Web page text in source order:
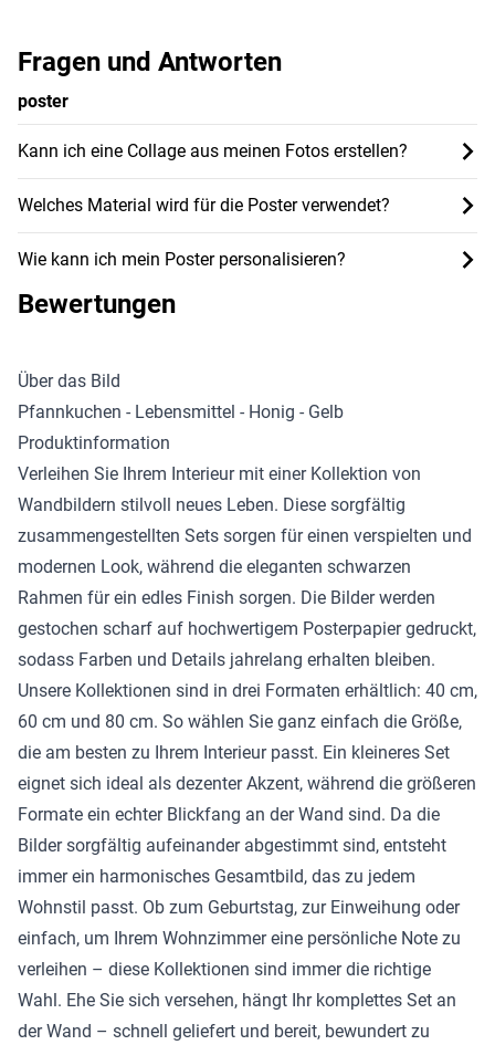
Fragen und Antworten
poster
Kann ich eine Collage aus meinen Fotos erstellen?
Welches Material wird für die Poster verwendet?
Wie kann ich mein Poster personalisieren?
Bewertungen
Über das Bild
Pfannkuchen - Lebensmittel - Honig - Gelb
Produktinformation
Verleihen Sie Ihrem Interieur mit einer Kollektion von
Wandbildern stilvoll neues Leben. Diese sorgfältig
zusammengestellten Sets sorgen für einen verspielten und
modernen Look, während die eleganten schwarzen
Rahmen für ein edles Finish sorgen. Die Bilder werden
gestochen scharf auf hochwertigem Posterpapier gedruckt,
sodass Farben und Details jahrelang erhalten bleiben.
Unsere Kollektionen sind in drei Formaten erhältlich: 40 cm,
60 cm und 80 cm. So wählen Sie ganz einfach die Größe,
die am besten zu Ihrem Interieur passt. Ein kleineres Set
eignet sich ideal als dezenter Akzent, während die größeren
Formate ein echter Blickfang an der Wand sind. Da die
Bilder sorgfältig aufeinander abgestimmt sind, entsteht
immer ein harmonisches Gesamtbild, das zu jedem
Wohnstil passt. Ob zum Geburtstag, zur Einweihung oder
einfach, um Ihrem Wohnzimmer eine persönliche Note zu
verleihen – diese Kollektionen sind immer die richtige
Wahl. Ehe Sie sich versehen, hängt Ihr komplettes Set an
der Wand – schnell geliefert und bereit, bewundert zu